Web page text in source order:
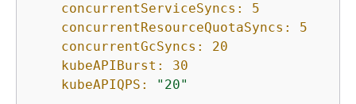
concurrentServiceSyncs:
5
concurrentResourceQuotaSyncs:
5
concurrentGcSyncs:
20
kubeAPIBurst:
30
kubeAPIQPS:
"20"